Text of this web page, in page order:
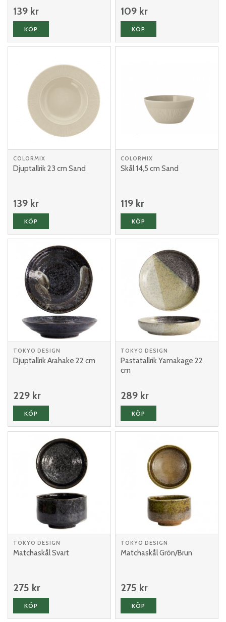
139 kr
KÖP
109 kr
KÖP
COLORMIX
Djuptallrik 23 cm Sand
139 kr
KÖP
COLORMIX
Skål 14,5 cm Sand
119 kr
KÖP
TOKYO DESIGN
Djuptallrik Arahake 22 cm
229 kr
KÖP
TOKYO DESIGN
Pastatallrik Yamakage 22
cm
289 kr
KÖP
TOKYO DESIGN
Matchaskål Svart
275 kr
KÖP
TOKYO DESIGN
Matchaskål Grön/Brun
275 kr
KÖP